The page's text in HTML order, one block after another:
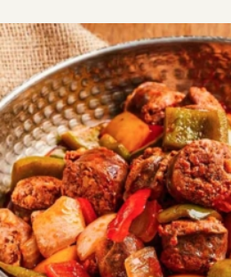
ΣΥΝΤΑΓΕΣ ΑΛΜΥΡΑ
Σπετσοφάι με
γίγαντες
Εύκολο και γρήγορο φαγητό
πλούσια γεύση. Ο συνδυασμός
το λουκάνικο είναι
χρησιμοποιήσετε και
το χθεσινό τραπέζι.